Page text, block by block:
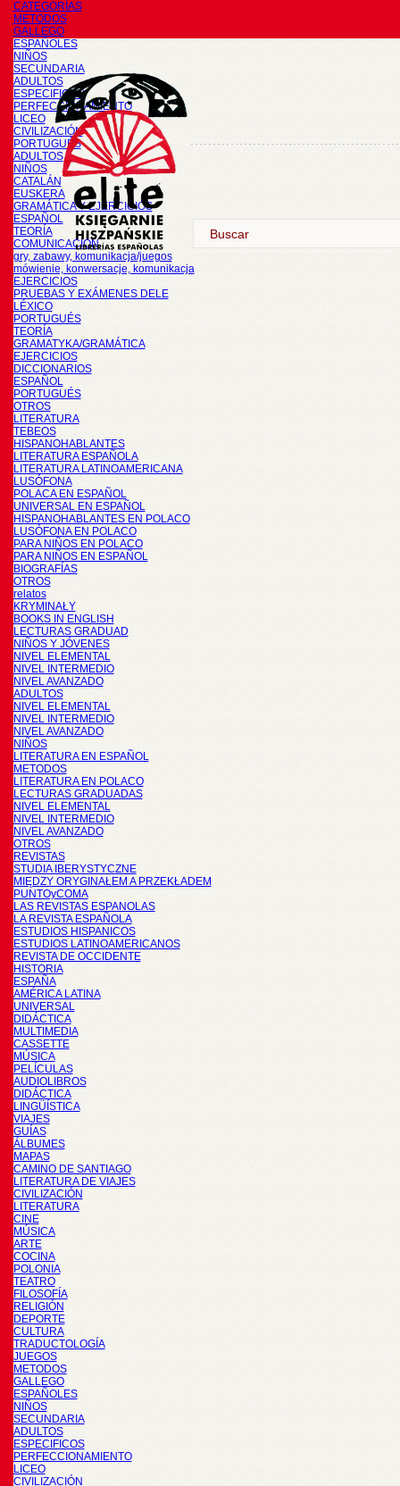
CATEGORÍAS
METODOS
GALLEGO
ESPAÑOLES
NIÑOS
SECUNDARIA
ADULTOS
ESPECIFICOS
PERFECCIONAMIENTO
LICEO
CIVILIZACIÓN
PORTUGUÉS
ADULTOS
NIÑOS
CATALÁN
EUSKERA
GRAMÁTICA Y EJERCICIOS
ESPAÑOL
TEORÍA
COMUNICACIÓN
gry, zabawy, komunikacja/juegos
mówienie, konwersacje, komunikacja
EJERCICIOS
PRUEBAS Y EXÁMENES DELE
LÉXICO
PORTUGUÉS
TEORÍA
GRAMATYKA/GRAMÁTICA
EJERCICIOS
DICCIONARIOS
ESPAÑOL
PORTUGUÉS
OTROS
LITERATURA
TEBEOS
HISPANOHABLANTES
LITERATURA ESPAÑOLA
LITERATURA LATINOAMERICANA
LUSÓFONA
POLACA EN ESPAÑOL
UNIVERSAL EN ESPAÑOL
HISPANOHABLANTES EN POLACO
LUSÓFONA EN POLACO
PARA NIÑOS EN POLACO
PARA NIÑOS EN ESPAÑOL
BIOGRAFÍAS
OTROS
relatos
KRYMINAŁY
BOOKS IN ENGLISH
LECTURAS GRADUAD
NIÑOS Y JÓVENES
NIVEL ELEMENTAL
NIVEL INTERMEDIO
NIVEL AVANZADO
ADULTOS
NIVEL ELEMENTAL
NIVEL INTERMEDIO
NIVEL AVANZADO
NIÑOS
LITERATURA EN ESPAÑOL
METODOS
LITERATURA EN POLACO
LECTURAS GRADUADAS
NIVEL ELEMENTAL
NIVEL INTERMEDIO
NIVEL AVANZADO
OTROS
REVISTAS
STUDIA IBERYSTYCZNE
MIĘDZY ORYGINAŁEM A PRZEKŁADEM
PUNTOyCOMA
LAS REVISTAS ESPANOLAS
LA REVISTA ESPAÑOLA
ESTUDIOS HISPANICOS
ESTUDIOS LATINOAMERICANOS
REVISTA DE OCCIDENTE
HISTORIA
ESPAÑA
AMÉRICA LATINA
UNIVERSAL
DIDÁCTICA
MULTIMEDIA
CASSETTE
MÚSICA
PELÍCULAS
AUDIOLIBROS
DIDÁCTICA
LINGÜÍSTICA
VIAJES
GUÍAS
ÁLBUMES
MAPAS
CAMINO DE SANTIAGO
LITERATURA DE VIAJES
CIVILIZACIÓN
LITERATURA
CINE
MÚSICA
ARTE
COCINA
POLONIA
TEATRO
FILOSOFÍA
RELIGIÓN
DEPORTE
CULTURA
TRADUCTOLOGÍA
JUEGOS
METODOS
GALLEGO
ESPAÑOLES
NIÑOS
SECUNDARIA
ADULTOS
ESPECIFICOS
PERFECCIONAMIENTO
LICEO
CIVILIZACIÓN